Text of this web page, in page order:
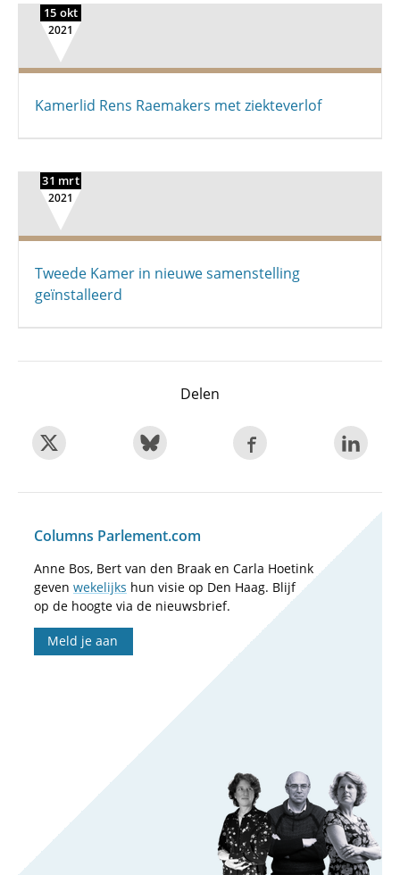
15 okt
2021
Kamerlid Rens Raemakers met ziekteverlof
31 mrt
2021
Tweede Kamer in nieuwe samenstelling
geïnstalleerd
Delen
Columns Parlement.com
Anne Bos, Bert van den Braak en Carla Hoetink
geven wekelijks hun visie op Den Haag. Blijf
op de hoogte via de nieuwsbrief.
Meld je aan